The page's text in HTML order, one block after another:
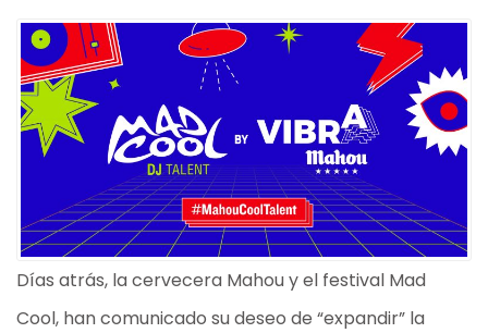
Días atrás, la cervecera Mahou y el festival Mad
Cool, han comunicado su deseo de “expandir” la